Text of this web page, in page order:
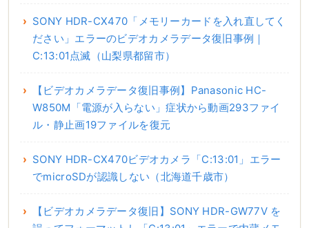
SONY HDR-CX470「メモリーカードを入れ直してく
ださい」エラーのビデオカメラデータ復旧事例｜
C:13:01点滅（山梨県都留市）
【ビデオカメラデータ復旧事例】Panasonic HC-
W850M「電源が入らない」症状から動画293ファイ
ル・静止画19ファイルを復元
SONY HDR-CX470ビデオカメラ「C:13:01」エラー
でmicroSDが認識しない（北海道千歳市）
【ビデオカメラデータ復旧】SONY HDR-GW77V を